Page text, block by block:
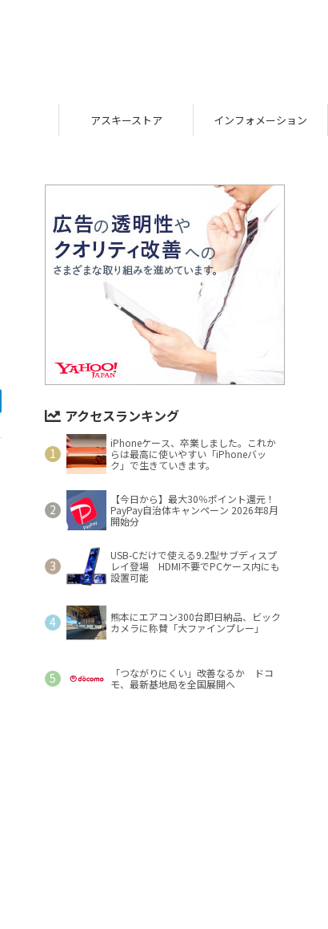
アスキーストア インフォメーション
アクセスランキング
iPhoneケース、卒業しました。これか
らは最高に使いやすい「iPhoneバッ
ク」で生きていきます。
【今日から】最大30％ポイント還元！
PayPay自治体キャンペーン 2026年8月
開始分
USB-Cだけで使える9.2型サブディスプ
レイ登場 HDMI不要でPCケース内にも
設置可能
熊本にエアコン300台即日納品、ビック
カメラに称賛「大ファインプレー」
「つながりにくい」改善なるか ドコ
モ、最新基地局を全国展開へ